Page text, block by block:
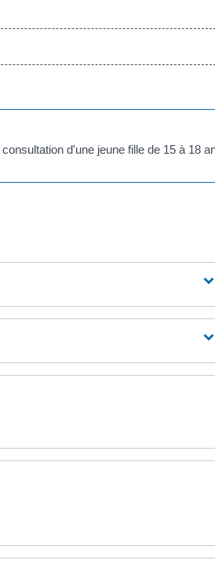
consultation d'une jeune fille de 15 à 18